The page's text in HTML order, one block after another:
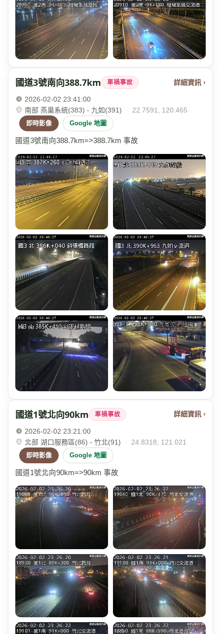
國道3號南向388.7km 車禍事故 詳細資訊 ›
2026-02-02 23:41:00
·
南部 燕巢系統(383) - 九如(391)
· 22.7591, 120.465
即時影像 Google 地圖
國道3號南向388.7km=>388.7km 事故
國道1號北向90km 車禍事故 詳細資訊 ›
2026-02-02 23:21:00
·
北部 湖口服務區(86) - 竹北(91)
· 24.8318, 121.021
即時影像 Google 地圖
國道1號北向90km=>90km 事故